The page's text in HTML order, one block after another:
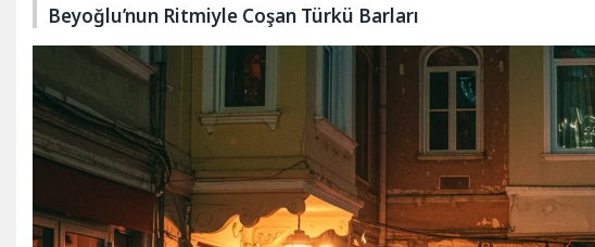
Beyoğlu’nun Ritmiyle Coşan Türkü Barları